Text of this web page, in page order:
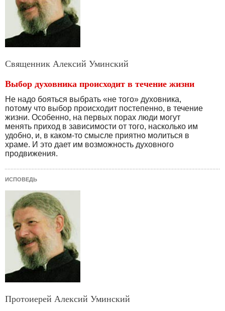
Священник Алексий Уминский
Выбор духовника происходит в течение жизни
Не надо бояться выбрать «не того» духовника,
потому что выбор происходит постепенно, в течение
жизни. Особенно, на первых порах люди могут
менять приход в зависимости от того, насколько им
удобно, и, в каком-то смысле приятно молиться в
храме. И это дает им возможность духовного
продвижения.
ИСПОВЕДЬ
Протоиерей Алексий Уминский